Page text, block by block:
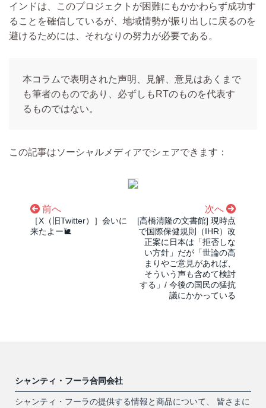
インドは、このプロジェクトが困難にもかかわらず成功す
ることを確信しているが、地域情勢が振り出しに戻るのを
避けるためには、それなりの努力が必要である。
本コラムで表明された声明、見解、意見はあくまで
も筆者のものであり、必ずしもRTのものを代表す
るものではない。
この記事はソーシャルメディアでシェアできます：
前へ
［X（旧Twitter）］会いに
来たよー🐌
次へ
[高橋清隆の文書館] 現時点
で国際保健規則（IHR）改
正案に日本は「拒否しな
い方針」だが「世論の高
まりやご意見があれば、
そういう声も含めて検討
する」/ 今後の国民の猛抗
議にかかっている
シャンティ・フーラ合同会社
シャンティ・フーラの提供する情報と商品について、 皆さまに